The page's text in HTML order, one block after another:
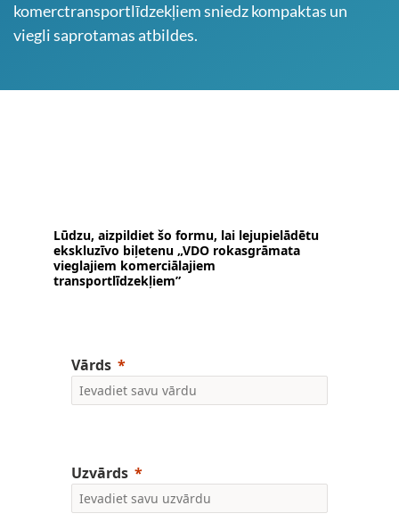
komerctransportlīdzekļiem sniedz kompaktas un
viegli saprotamas atbildes.
Lūdzu, aizpildiet šo formu, lai lejupielādētu
ekskluzīvo biļetenu „VDO rokasgrāmata
vieglajiem komerciālajiem
transportlīdzekļiem”
Vārds
Uzvārds